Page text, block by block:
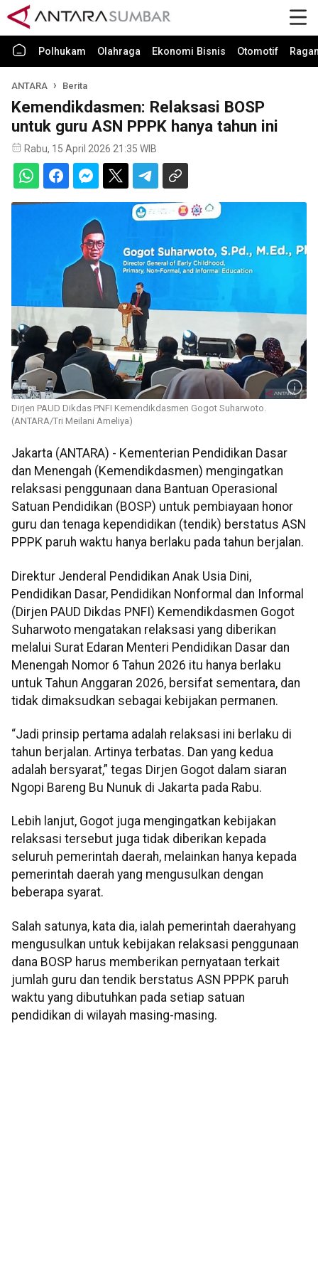
Polhukam Olahraga Ekonomi Bisnis Otomotif
ANTARA Berita
Kemendikdasmen: Relaksasi BOSP
untuk guru ASN PPPK hanya tahun ini
Rabu, 15 April 2026 21:35 WIB
Dirjen PAUD Dikdas PNFI Kemendikdasmen Gogot Suharwoto.
(ANTARA/Tri Meilani Ameliya)
Jakarta (ANTARA) - Kementerian Pendidikan Dasar
dan Menengah (Kemendikdasmen) mengingatkan
relaksasi penggunaan dana Bantuan Operasional
Satuan Pendidikan (BOSP) untuk pembiayaan honor
guru dan tenaga kependidikan (tendik) berstatus ASN
PPPK paruh waktu hanya berlaku pada tahun berjalan.
Direktur Jenderal Pendidikan Anak Usia Dini,
Pendidikan Dasar, Pendidikan Nonformal dan Informal
(Dirjen PAUD Dikdas PNFI) Kemendikdasmen Gogot
Suharwoto mengatakan relaksasi yang diberikan
melalui Surat Edaran Menteri Pendidikan Dasar dan
Menengah Nomor 6 Tahun 2026 itu hanya berlaku
untuk Tahun Anggaran 2026, bersifat sementara, dan
tidak dimaksudkan sebagai kebijakan permanen.
“Jadi prinsip pertama adalah relaksasi ini berlaku di
tahun berjalan. Artinya terbatas. Dan yang kedua
adalah bersyarat,” tegas Dirjen Gogot dalam siaran
Ngopi Bareng Bu Nunuk di Jakarta pada Rabu.
Lebih lanjut, Gogot juga mengingatkan kebijakan
relaksasi tersebut juga tidak diberikan kepada
seluruh pemerintah daerah, melainkan hanya kepada
pemerintah daerah yang mengusulkan dengan
beberapa syarat.
Salah satunya, kata dia, ialah pemerintah daerahyang
mengusulkan untuk kebijakan relaksasi penggunaan
dana BOSP harus memberikan pernyataan terkait
jumlah guru dan tendik berstatus ASN PPPK paruh
waktu yang dibutuhkan pada setiap satuan
pendidikan di wilayah masing-masing.